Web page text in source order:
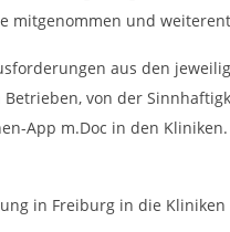
mitgenommen und
aus den
von der
App m.Doc in den
in Freiburg in die